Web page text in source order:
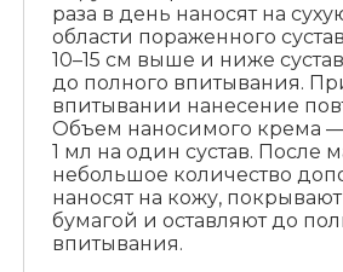
раза в день наносят на
области пораженного
10–15 см выше и ниже
до полного впитывания.
впитывании нанесение
Объем наносимого крема
1 мл на один сустав. После
небольшое количество
наносят на кожу,
бумагой и оставляют до
впитывания.